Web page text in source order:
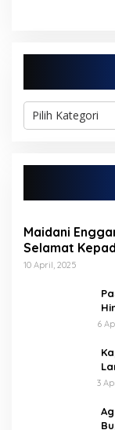
K
g
Maidani
Selamat
10 April, 2025
6
3